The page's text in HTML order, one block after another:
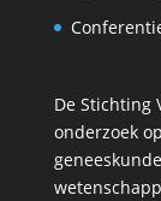
De Stichting
onderzoek